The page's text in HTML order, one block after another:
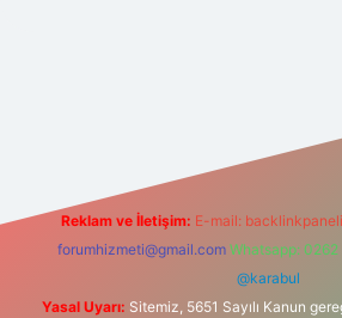
Reklam ve İletişim: E-mail:
forumhizmeti@gmail.com Whatsapp:
@karabul
Yasal Uyarı: Sitemiz, 5651 Sayılı Kanun